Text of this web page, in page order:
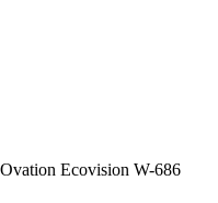
Ecovision W-686